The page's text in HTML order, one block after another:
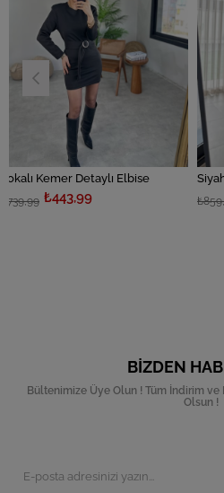
Elbise
₺515,99
BIZDEN
Bültenimize Üye Olun ! Tüm İndirim ve
Olsun !